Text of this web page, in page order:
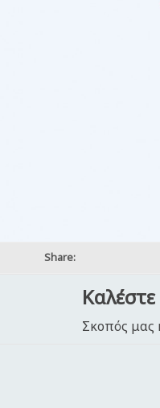
Share:
Σκοπός μας